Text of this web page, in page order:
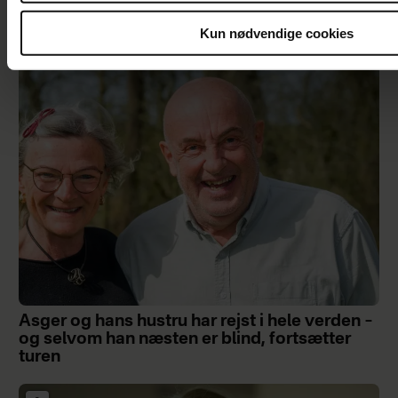
Kun nødvendige cookies
Min kærestes nærighed bekymrer mig
Asger og hans hustru har rejst i hele verden –
og selvom han næsten er blind, fortsætter
turen